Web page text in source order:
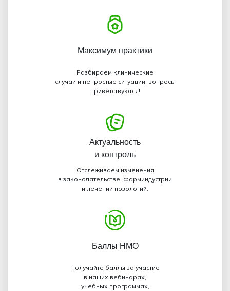
Максимум практики
Разбираем клинические
случаи и непростые ситуации, вопросы
приветствуются!
Актуальность
и контроль
Отслеживаем изменения
в законодательстве, фарминдустрии
и лечении нозологий.
Баллы НМО
Получайте баллы за участие
в наших вебинарах,
учебных программах,